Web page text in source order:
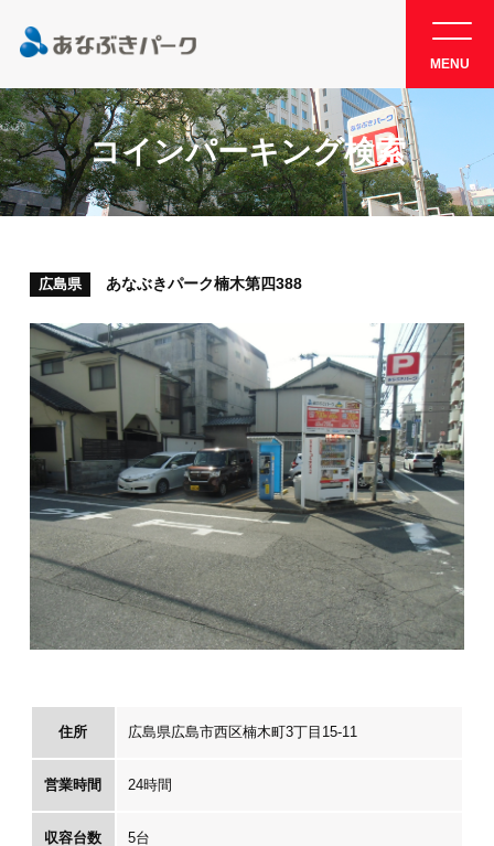
MENU
コインパーキング検索
広島県 あなぶきパーク楠木第四388
住所 広島県広島市西区楠木町3丁目15-11
営業時間 24時間
収容台数 5台